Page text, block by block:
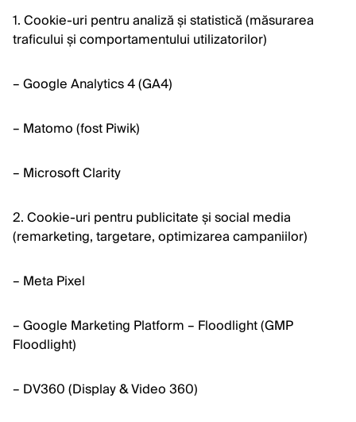
1. Cookie-uri pentru analiză și statistică (măsurarea
traficului și comportamentului utilizatorilor)
– Google Analytics 4 (GA4)
– Matomo (fost Piwik)
– Microsoft Clarity
2. Cookie-uri pentru publicitate și social media
(remarketing, targetare, optimizarea campaniilor)
– Meta Pixel
– Google Marketing Platform – Floodlight (GMP
Floodlight)
– DV360 (Display & Video 360)